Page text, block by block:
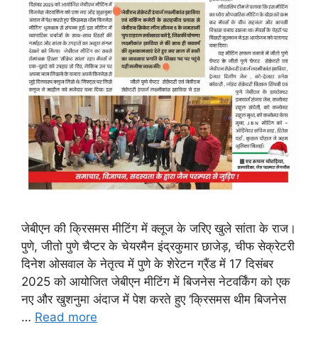
जेबीएन की क्रिसमस मीटिंग में क्लूज के जरिए खुले सांता के राज।
पुणे, जीतो पुणे चैप्टर के चेयरमैन इंद्रकुमार छाजेड़, चीफ सेक्रेटरी
दिनेश ओसवाल के नेतृत्व में पुणे के शेरेटन ग्रैंड में 17 दिसंबर
2025 को आयोजित जेबीएन मीटिंग में बिजनेस नेटवर्किंग को एक
नए और खुशनुमा अंदाज में पेश करते हुए ‘क्रिसमस थीम बिजनेस
… Read more